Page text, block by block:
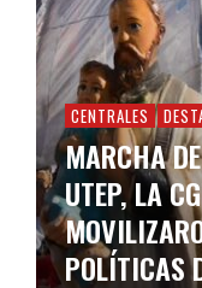
CENTRALES
MARCHA
UTEP, LA
POLÍTICAS